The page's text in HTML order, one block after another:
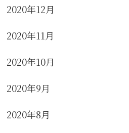
2020年12月
2020年11月
2020年10月
2020年9月
2020年8月